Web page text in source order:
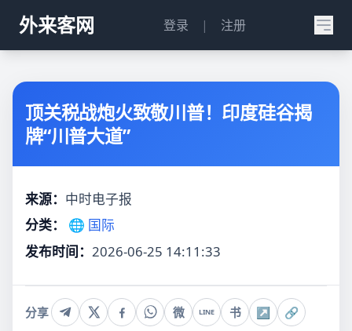
外来客网 登录 | 注册
顶关税战炮火致敬川普！印度硅谷揭
牌“川普大道”
来源： 中时电子报
分类：
🌐 国际
发布时间： 2026-06-25 14:11:33
分享 微 LINE 书 ↗ 🔗